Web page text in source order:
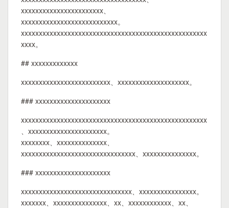
xxxxxxxxxxxxxxxxxxxxxxx、
xxxxxxxxxxxxxxxxxxxxxxxxxxx。
xxxxxxxxxxxxxxxxxxxxxxxxxxxxxxxxxxxxxxxxxxxxxxxxxxxx
xxxx。
## xxxxxxxxxxxxx
xxxxxxxxxxxxxxxxxxxxxxxxx、xxxxxxxxxxxxxxxxxxxx。
### xxxxxxxxxxxxxxxxxxxxx
xxxxxxxxxxxxxxxxxxxxxxxxxxxxxxxxxxxxxxxxxxxxxxxxxxxx
、xxxxxxxxxxxxxxxxxxxxxx。
xxxxxxxx、xxxxxxxxxxxxxx、
xxxxxxxxxxxxxxxxxxxxxxxxxxxxxxxx、xxxxxxxxxxxxxxx。
### xxxxxxxxxxxxxxxxxxxxx
xxxxxxxxxxxxxxxxxxxxxxxxxxxxxxx、xxxxxxxxxxxxxxxx。
xxxxxxx、xxxxxxxxxxxxxxx、xx、xxxxxxxxxxxx、xx、